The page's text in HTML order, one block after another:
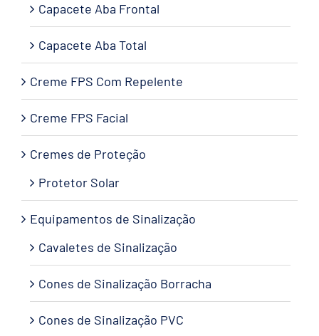
Capacete Aba Frontal
Capacete Aba Total
Creme FPS Com Repelente
Creme FPS Facial
Cremes de Proteção
Protetor Solar
Equipamentos de Sinalização
Cavaletes de Sinalização
Cones de Sinalização Borracha
Cones de Sinalização PVC